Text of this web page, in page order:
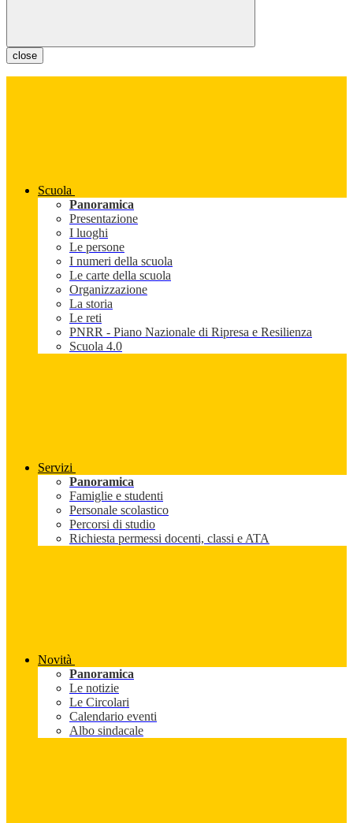
close
Scuola
Panoramica
Presentazione
I luoghi
Le persone
I numeri della scuola
Le carte della scuola
Organizzazione
La storia
Le reti
PNRR - Piano Nazionale di Ripresa e Resilienza
Scuola 4.0
Servizi
Panoramica
Famiglie e studenti
Personale scolastico
Percorsi di studio
Richiesta permessi docenti, classi e ATA
Novità
Panoramica
Le notizie
Le Circolari
Calendario eventi
Albo sindacale